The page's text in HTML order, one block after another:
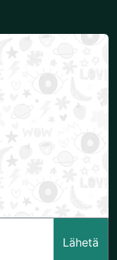
Lähetä